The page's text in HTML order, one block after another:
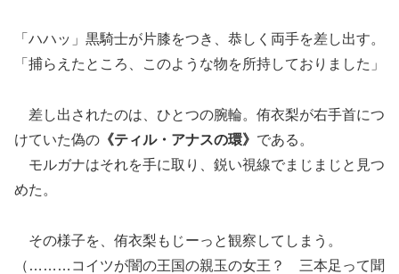
「ハハッ」黒騎士が片膝をつき、恭しく両手を差し出す。
「捕らえたところ、このような物を所持しておりました」
差し出されたのは、ひとつの腕輪。侑衣梨が右手首につ
けていた偽の 《ティル・アナスの環》 である。
モルガナはそれを手に取り、鋭い視線でまじまじと見つ
めた。
その様子を、侑衣梨もじーっと観察してしまう。
（………コイツが闇の王国の親玉の女王？ 三本足って聞